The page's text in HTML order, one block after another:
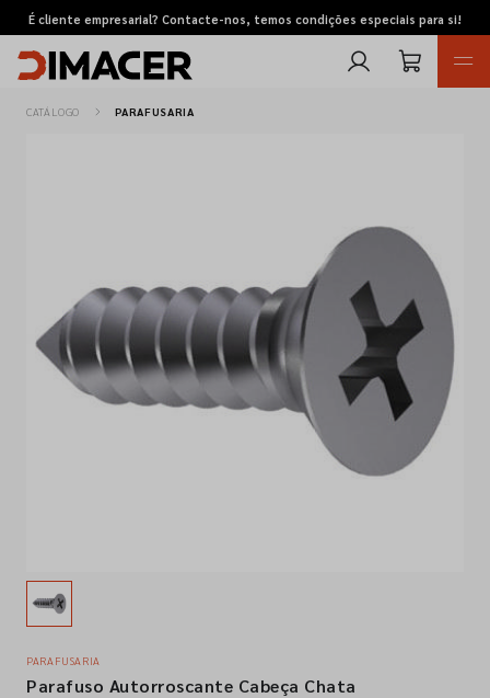
É cliente empresarial? Contacte-nos, temos condições especiais para si!
Retomas
Pedidos de cotação
Contactos
CATÁLOGO PARAFUSARIA
PARAFUSARIA
Parafuso Autorroscante Cabeça Chata